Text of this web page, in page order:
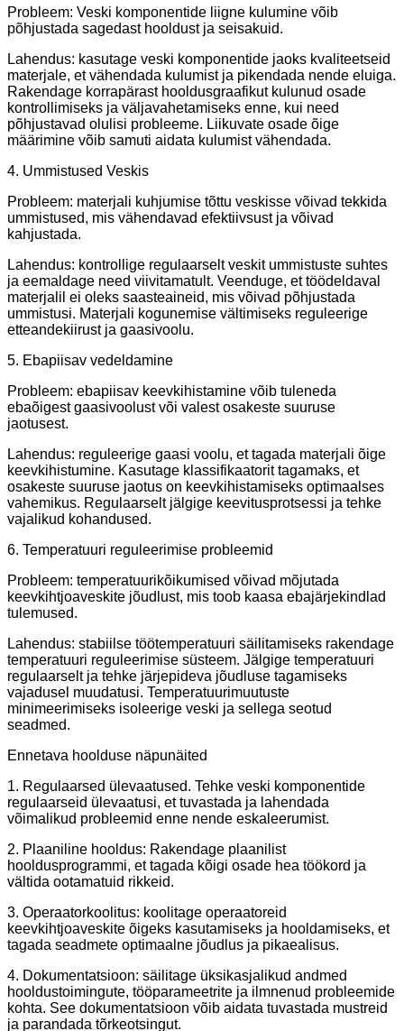
Probleem: Veski komponentide liigne kulumine võib
põhjustada sagedast hooldust ja seisakuid.
Lahendus: kasutage veski komponentide jaoks kvaliteetseid
materjale, et vähendada kulumist ja pikendada nende eluiga.
Rakendage korrapärast hooldusgraafikut kulunud osade
kontrollimiseks ja väljavahetamiseks enne, kui need
põhjustavad olulisi probleeme. Liikuvate osade õige
määrimine võib samuti aidata kulumist vähendada.
4. Ummistused Veskis
Probleem: materjali kuhjumise tõttu veskisse võivad tekkida
ummistused, mis vähendavad efektiivsust ja võivad
kahjustada.
Lahendus: kontrollige regulaarselt veskit ummistuste suhtes
ja eemaldage need viivitamatult. Veenduge, et töödeldaval
materjalil ei oleks saasteaineid, mis võivad põhjustada
ummistusi. Materjali kogunemise vältimiseks reguleerige
etteandekiirust ja gaasivoolu.
5. Ebapiisav vedeldamine
Probleem: ebapiisav keevkihistamine võib tuleneda
ebaõigest gaasivoolust või valest osakeste suuruse
jaotusest.
Lahendus: reguleerige gaasi voolu, et tagada materjali õige
keevkihistumine. Kasutage klassifikaatorit tagamaks, et
osakeste suuruse jaotus on keevkihistamiseks optimaalses
vahemikus. Regulaarselt jälgige keevitusprotsessi ja tehke
vajalikud kohandused.
6. Temperatuuri reguleerimise probleemid
Probleem: temperatuurikõikumised võivad mõjutada
keevkihtjoaveskite jõudlust, mis toob kaasa ebajärjekindlad
tulemused.
Lahendus: stabiilse töötemperatuuri säilitamiseks rakendage
temperatuuri reguleerimise süsteem. Jälgige temperatuuri
regulaarselt ja tehke järjepideva jõudluse tagamiseks
vajadusel muudatusi. Temperatuurimuutuste
minimeerimiseks isoleerige veski ja sellega seotud
seadmed.
Ennetava hoolduse näpunäited
1. Regulaarsed ülevaatused. Tehke veski komponentide
regulaarseid ülevaatusi, et tuvastada ja lahendada
võimalikud probleemid enne nende eskaleerumist.
2. Plaaniline hooldus: Rakendage plaanilist
hooldusprogrammi, et tagada kõigi osade hea töökord ja
vältida ootamatuid rikkeid.
3. Operaatorkoolitus: koolitage operaatoreid
keevkihtjoaveskite õigeks kasutamiseks ja hooldamiseks, et
tagada seadmete optimaalne jõudlus ja pikaealisus.
4. Dokumentatsioon: säilitage üksikasjalikud andmed
hooldustoimingute, tööparameetrite ja ilmnenud probleemide
kohta. See dokumentatsioon võib aidata tuvastada mustreid
ja parandada tõrkeotsingut.